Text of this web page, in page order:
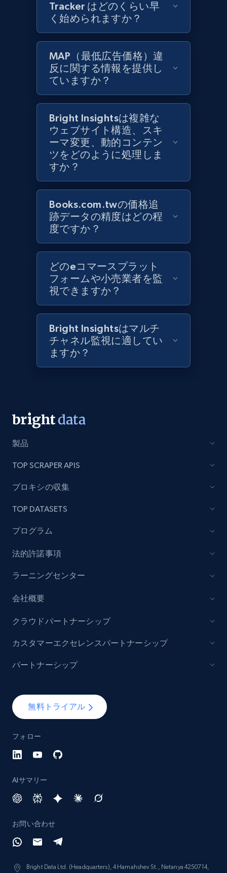
Category id, Product id, Product name, Price,
Currency, Colour code, Colour, Description, and
more.
1.2K+ 208+ 今すぐ始める
Zara - Products - discovery by category url
Category id, Product id, Product name, Price,
Currency, Colour code, Colour, Description, and
Best Buy products
URL, Product id, Title, Images, Final price,
Currency, Discount, Initial price, and more.
1.1K+ 149+ 今すぐ始める
Best Buy products - Collect data on
products using specified keywords
URL, Product id, Title, Images, Final price,
Currency, Discount, Initial price, and more.
Lazada - Products
URL, Title, Rating, Reviews, Initial price, Final
Lazada - Products - Discover products by
URL, Title, Rating, Reviews, Initial price, Final
991+ 164+
Lazada - Products - Discover products by
URL, Title, Rating, Reviews, Initial price, Final
price, Currency, Stock, and more.
991+
Lazada - Products - Discover products by
seller URL
price, Currency, Stock, and more.
Tracker はどのくらい早
く始められますか？
MAP（最低広告価格）違
反に関する情報を提供し
ていますか？
Bright Insightsは複雑な
ウェブサイト構造、スキ
ーマ変更、動的コンテン
ツをどのように処理しま
すか？
Books.com.twの価格追
跡データの精度はどの程
度ですか？
どのeコマースプラット
フォームや小売業者を監
視できますか？
Bright Insightsはマルチ
チャネル監視に適してい
ますか？
製品
TOP SCRAPER APIS
プロキシの収集
TOP DATASETS
プログラム
法的許諾事項
ラーニングセンター
会社概要
無料トライアル
フォロー
AIサマリー
お問い合わせ
Bright Data Ltd. (Headquarters), 4 Hamahshev St., Netanya 4250714,
クラウドパートナーシップ
カスタマーエクセレンスパートナーシップ
パートナーシップ